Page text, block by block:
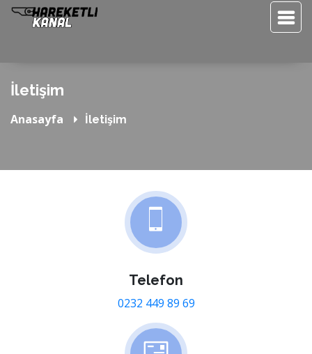
İletişim
Anasayfa İletişim
Telefon
0232 449 89 69